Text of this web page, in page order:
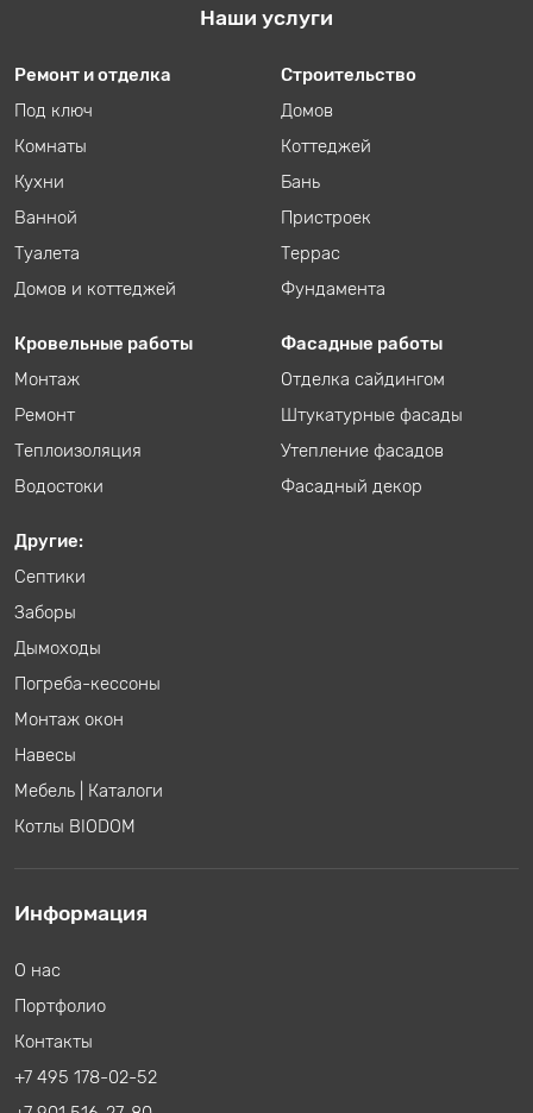
Наши услуги
Ремонт и отделка
Под ключ
Комнаты
Кухни
Ванной
Туалета
Домов и коттеджей
Строительство
Домов
Коттеджей
Бань
Пристроек
Террас
Фундамента
Кровельные работы
Монтаж
Ремонт
Теплоизоляция
Водостоки
Фасадные работы
Отделка сайдингом
Штукатурные фасады
Утепление фасадов
Фасадный декор
Другие:
Септики
Заборы
Дымоходы
Погреба-кессоны
Монтаж окон
Навесы
Мебель
Каталоги
Котлы BIODOM
Информация
О нас
Портфолио
Контакты
+7 495 178-02-52